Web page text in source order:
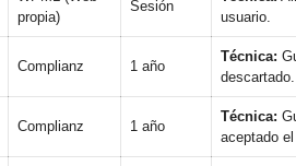
propia)
Sesión
usuario.
Complianz 1 año
Técnica:
descartado.
Complianz 1 año
Técnica:
aceptado